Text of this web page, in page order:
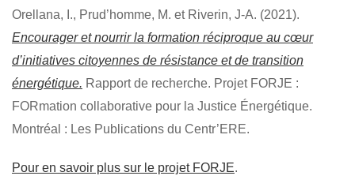
Orellana, I., Prud’homme, M. et Riverin, J-A. (2021).
Encourager et nourrir la formation réciproque au cœur
d’initiatives citoyennes de résistance et de transition
énergétique. Rapport de recherche. Projet FORJE :
FORmation collaborative pour la Justice Énergétique.
Montréal : Les Publications du Centr’ERE.
Pour en savoir plus sur le projet FORJE.